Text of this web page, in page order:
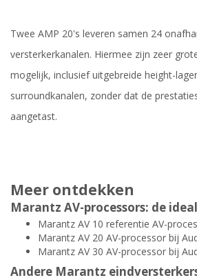
Twee AMP 20's leveren samen 24
versterkerkanalen. Hiermee zijn zeer
mogelijk, inclusief uitgebreide height-
surroundkanalen, zonder dat de
aangetast.
Meer ontdekken
Marantz AV-processors: de
Marantz AV 10 referentie AV-
Marantz AV 20 AV-processor bij
Marantz AV 30 AV-processor bij
Andere Marantz